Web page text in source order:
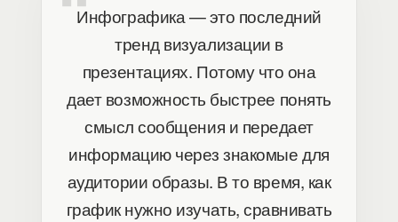
Инфографика — это последний
тренд визуализации в
презентациях. Потому что она
дает возможность быстрее понять
смысл сообщения и передает
информацию через знакомые для
аудитории образы. В то время, как
график нужно изучать, сравнивать